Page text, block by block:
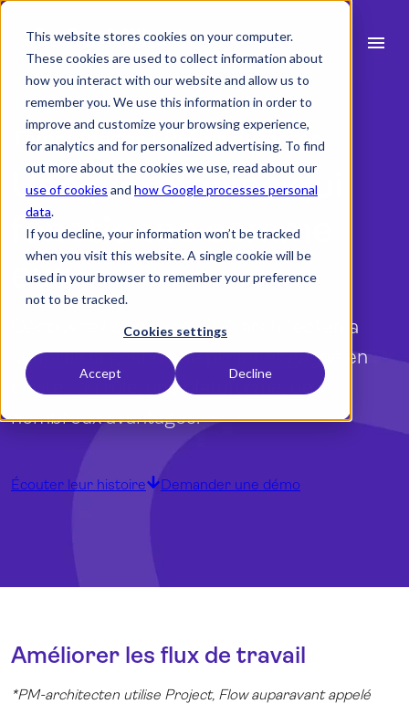
This website stores cookies on your computer.
These cookies are used to collect information about
how you interact with our website and allow us to
remember you. We use this information in order to
improve and customize your browsing experience,
for analytics and for personalized advertising. To find
out more about the cookies we use, read about our
use of cookies and how Google processes personal
data.
If you decline, your information won’t be tracked
when you visit this website. A single cookie will be
used in your browser to remember your preference
not to be tracked.
Cookies settings
Accept Decline
menu
Fonctionnalités
Secteurs
Ressources
Intégrations
search
English (UK)
Nederlands
Démo
Témoignages | PM-architecten
Une plateforme qui
fonctionne comme
eux
Découvrez comment PM-architecten a
simplifié la gestion de projet et gagné en
clarté : un rôle, une plateforme, de
nombreux avantages.
Écouter leur histoire Demander une démo
Améliorer les flux de travail
*PM-architecten utilise Project, Flow auparavant appelé